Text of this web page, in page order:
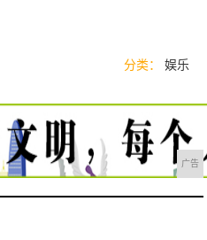
分类： 娱乐
广告